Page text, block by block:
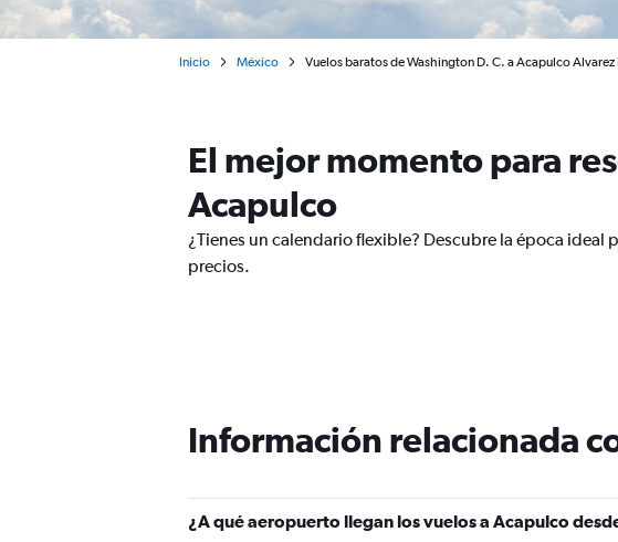
Inicio México Vuelos baratos de Washington D. C. a Acapulco Alvarez
El mejor momento para
Acapulco
¿Tienes un calendario flexible? Descubre la época
precios.
Información relacionada
¿A qué aeropuerto llegan los vuelos a Acapulco